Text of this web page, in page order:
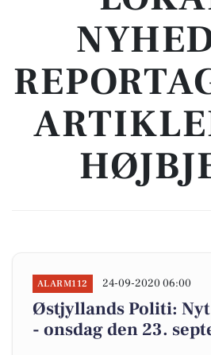
ALARM112 24-09-2020 06:00
Østjyllands Politi:
- onsdag den 23.